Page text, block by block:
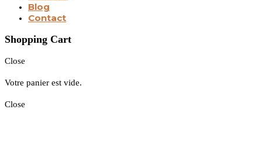
Blog
Contact
Shopping Cart
Close
Votre panier est vide.
Close